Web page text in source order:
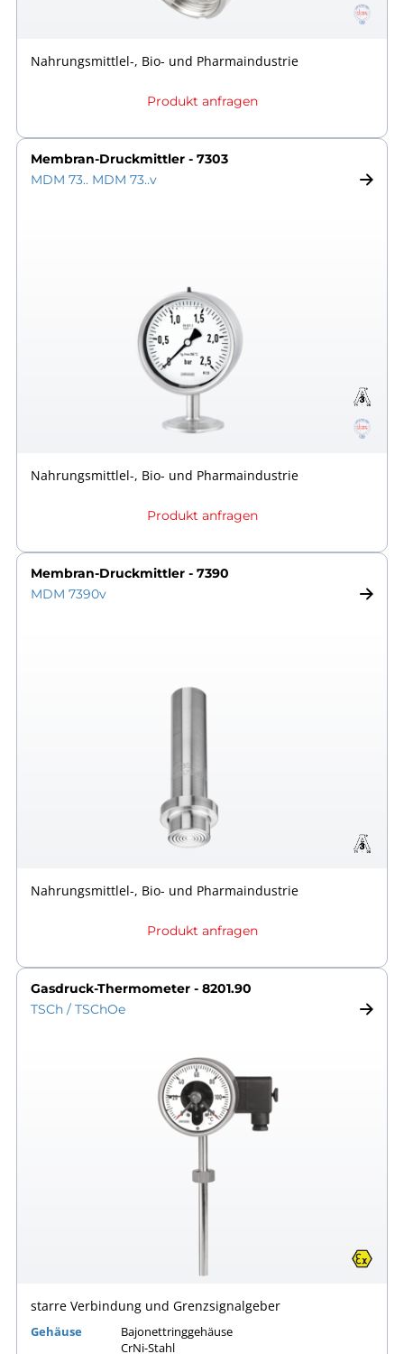
Nahrungsmittlel-, Bio- und Pharmaindustrie
Produkt anfragen
Membran-Druckmittler - 7303
MDM 73.. MDM 73..v
Nahrungsmittlel-, Bio- und Pharmaindustrie
Produkt anfragen
Membran-Druckmittler - 7390
MDM 7390v
Nahrungsmittlel-, Bio- und Pharmaindustrie
Produkt anfragen
Gasdruck-Thermometer - 8201.90
TSCh / TSChOe
starre Verbindung und Grenzsignalgeber
Gehäuse
Bajonettringgehäuse
CrNi-Stahl